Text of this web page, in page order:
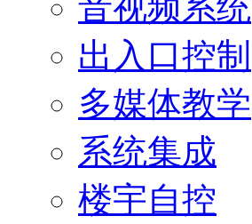
出入口控制
多媒体教学
系统集成
楼宇自控